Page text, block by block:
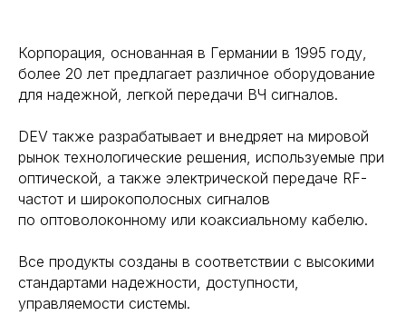
Корпорация, основанная в Германии в 1995 году,
более 20 лет предлагает различное оборудование
для надежной, легкой передачи ВЧ сигналов.
DEV также разрабатывает и внедряет на мировой
рынок технологические решения, используемые при
оптической, а также электрической передаче RF-
частот и широкополосных сигналов
по оптоволоконному или коаксиальному кабелю.
Все продукты созданы в соответствии с высокими
стандартами надежности, доступности,
управляемости системы.